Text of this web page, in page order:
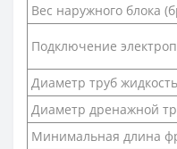
Вес наружного блока
Подключение
Диаметр труб
Диаметр дренажной
Минимальная длина